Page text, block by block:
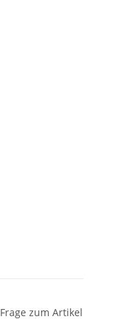
Frage zum Artikel